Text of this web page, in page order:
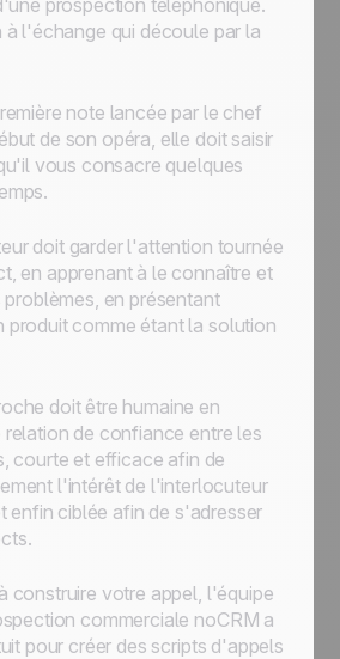
prospection téléphonique.
à l'échange qui découle par la
note lancée par le chef
de son opéra, elle doit saisir
vous consacre quelques
doit garder l'attention tournée
en apprenant à le connaître et
en présentant
produit comme étant la solution
doit être humaine en
relation de confiance entre les
courte et efficace afin de
l'intérêt de l'interlocuteur
enfin ciblée afin de s'adresser
construire votre appel, l'équipe
commerciale noCRM a
pour créer des scripts d'appels